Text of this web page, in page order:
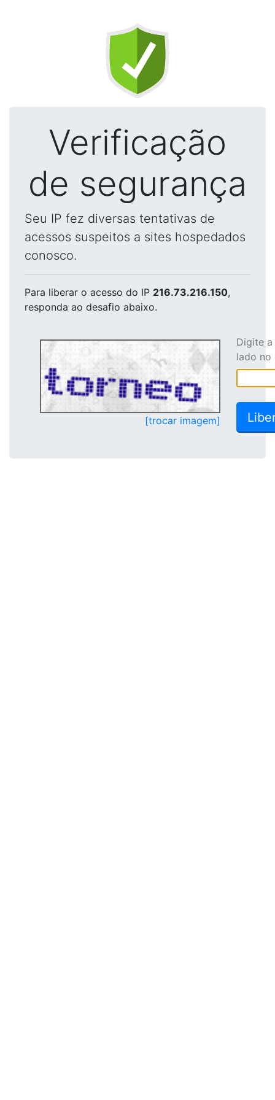
Verificação
de segurança
Seu IP fez diversas tentativas de
acessos suspeitos a sites hospedados
conosco.
Para liberar o acesso do IP 216.73.216.150,
responda ao desafio abaixo.
[trocar imagem]
Digite
lado no